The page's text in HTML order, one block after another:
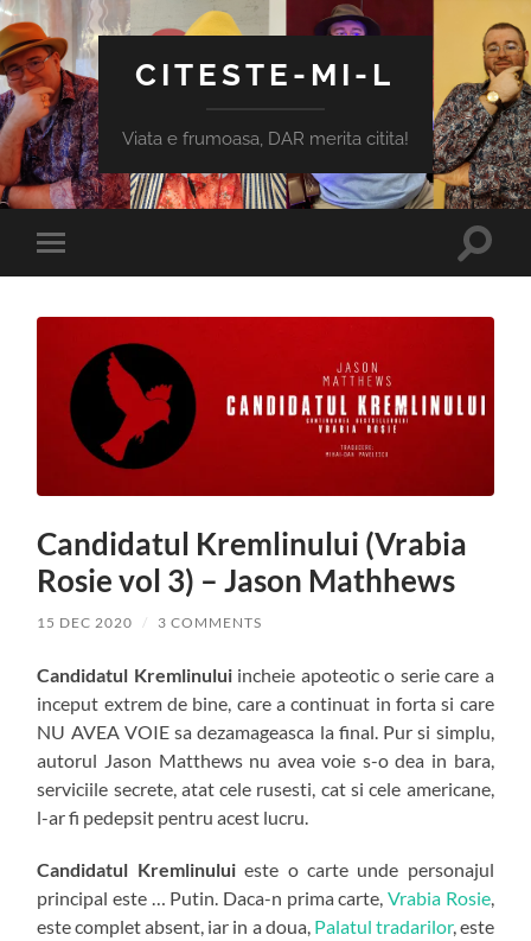
CITESTE-MI-L
Viata e frumoasa, DAR merita citita!
Toggle
mobile
Toggle
Candidatul Kremlinului (Vrabia
Rosie vol 3) – Jason Mathhews
15 DEC 2020 / 3 COMMENTS
Candidatul Kremlinuluiincheie apoteotic o serie care a
inceput extrem de bine, care a continuat in forta si care
NU AVEA VOIE sa dezamageasca la final. Pur si simplu,
autorul Jason Matthews nu avea voie s-o dea in bara,
serviciile secrete, atat cele rusesti, cat si cele americane,
l-ar fi pedepsit pentru acest lucru.
Candidatul Kremlinuluieste o carte unde personajul
principal este … Putin. Daca-n prima carte, Vrabia Rosie,
este complet absent, iar in a doua, Palatul tradarilor, este